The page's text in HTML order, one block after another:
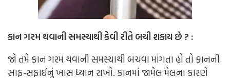
કાન ગરમ થવાની સમસ્યાથી કેવી રીતે બચી શકાય છે ? :
જો તમે કાન ગરમ થવાની સમસ્યાથી બચવા માંગતા હો તો કાનની
સાફ-સફાઈનું ખાસ ધ્યાન રાખો. કાનમાં જામેલ મેલના કારણે